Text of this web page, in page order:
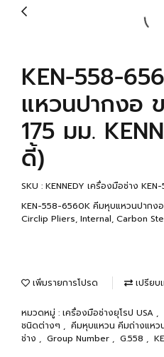
KEN-558-
แหวนปากงอ
175 มม.
ดี้)
SKU : KENNEDY เครื่องมือช่าง
KEN-558-6560K คีมหุบแหวนปากง
Circlip Pliers, Internal, Carbon
เพิ่มรายการโปรด เปรียบ
หมวดหมู่ : เครื่องมือช่างยุโรป USA ,
ชนิดต่างๆ , คีมหุบแหวน คีมถ่างแหว
ช่าง , Group Number , G.558 ,